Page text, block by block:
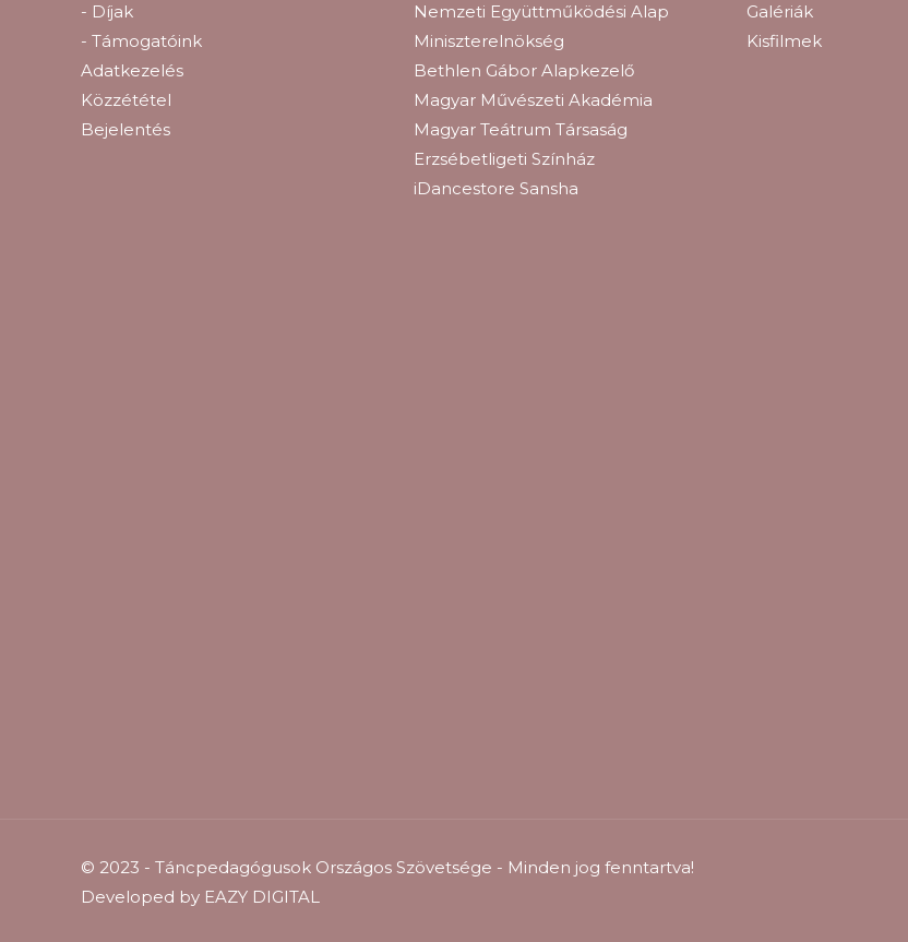
- Díjak
- Támogatóink
Adatkezelés
Közzététel
Bejelentés
Nemzeti Együttműködési Alap
Miniszterelnökség
Bethlen Gábor Alapkezelő
Magyar Művészeti Akadémia
Magyar Teátrum Társaság
Erzsébetligeti Színház
iDancestore Sansha
Galériák
Kisfilmek
© 2023 - Táncpedagógusok Országos Szövetsége - Minden jog fenntartva!
Developed by EAZY DIGITAL